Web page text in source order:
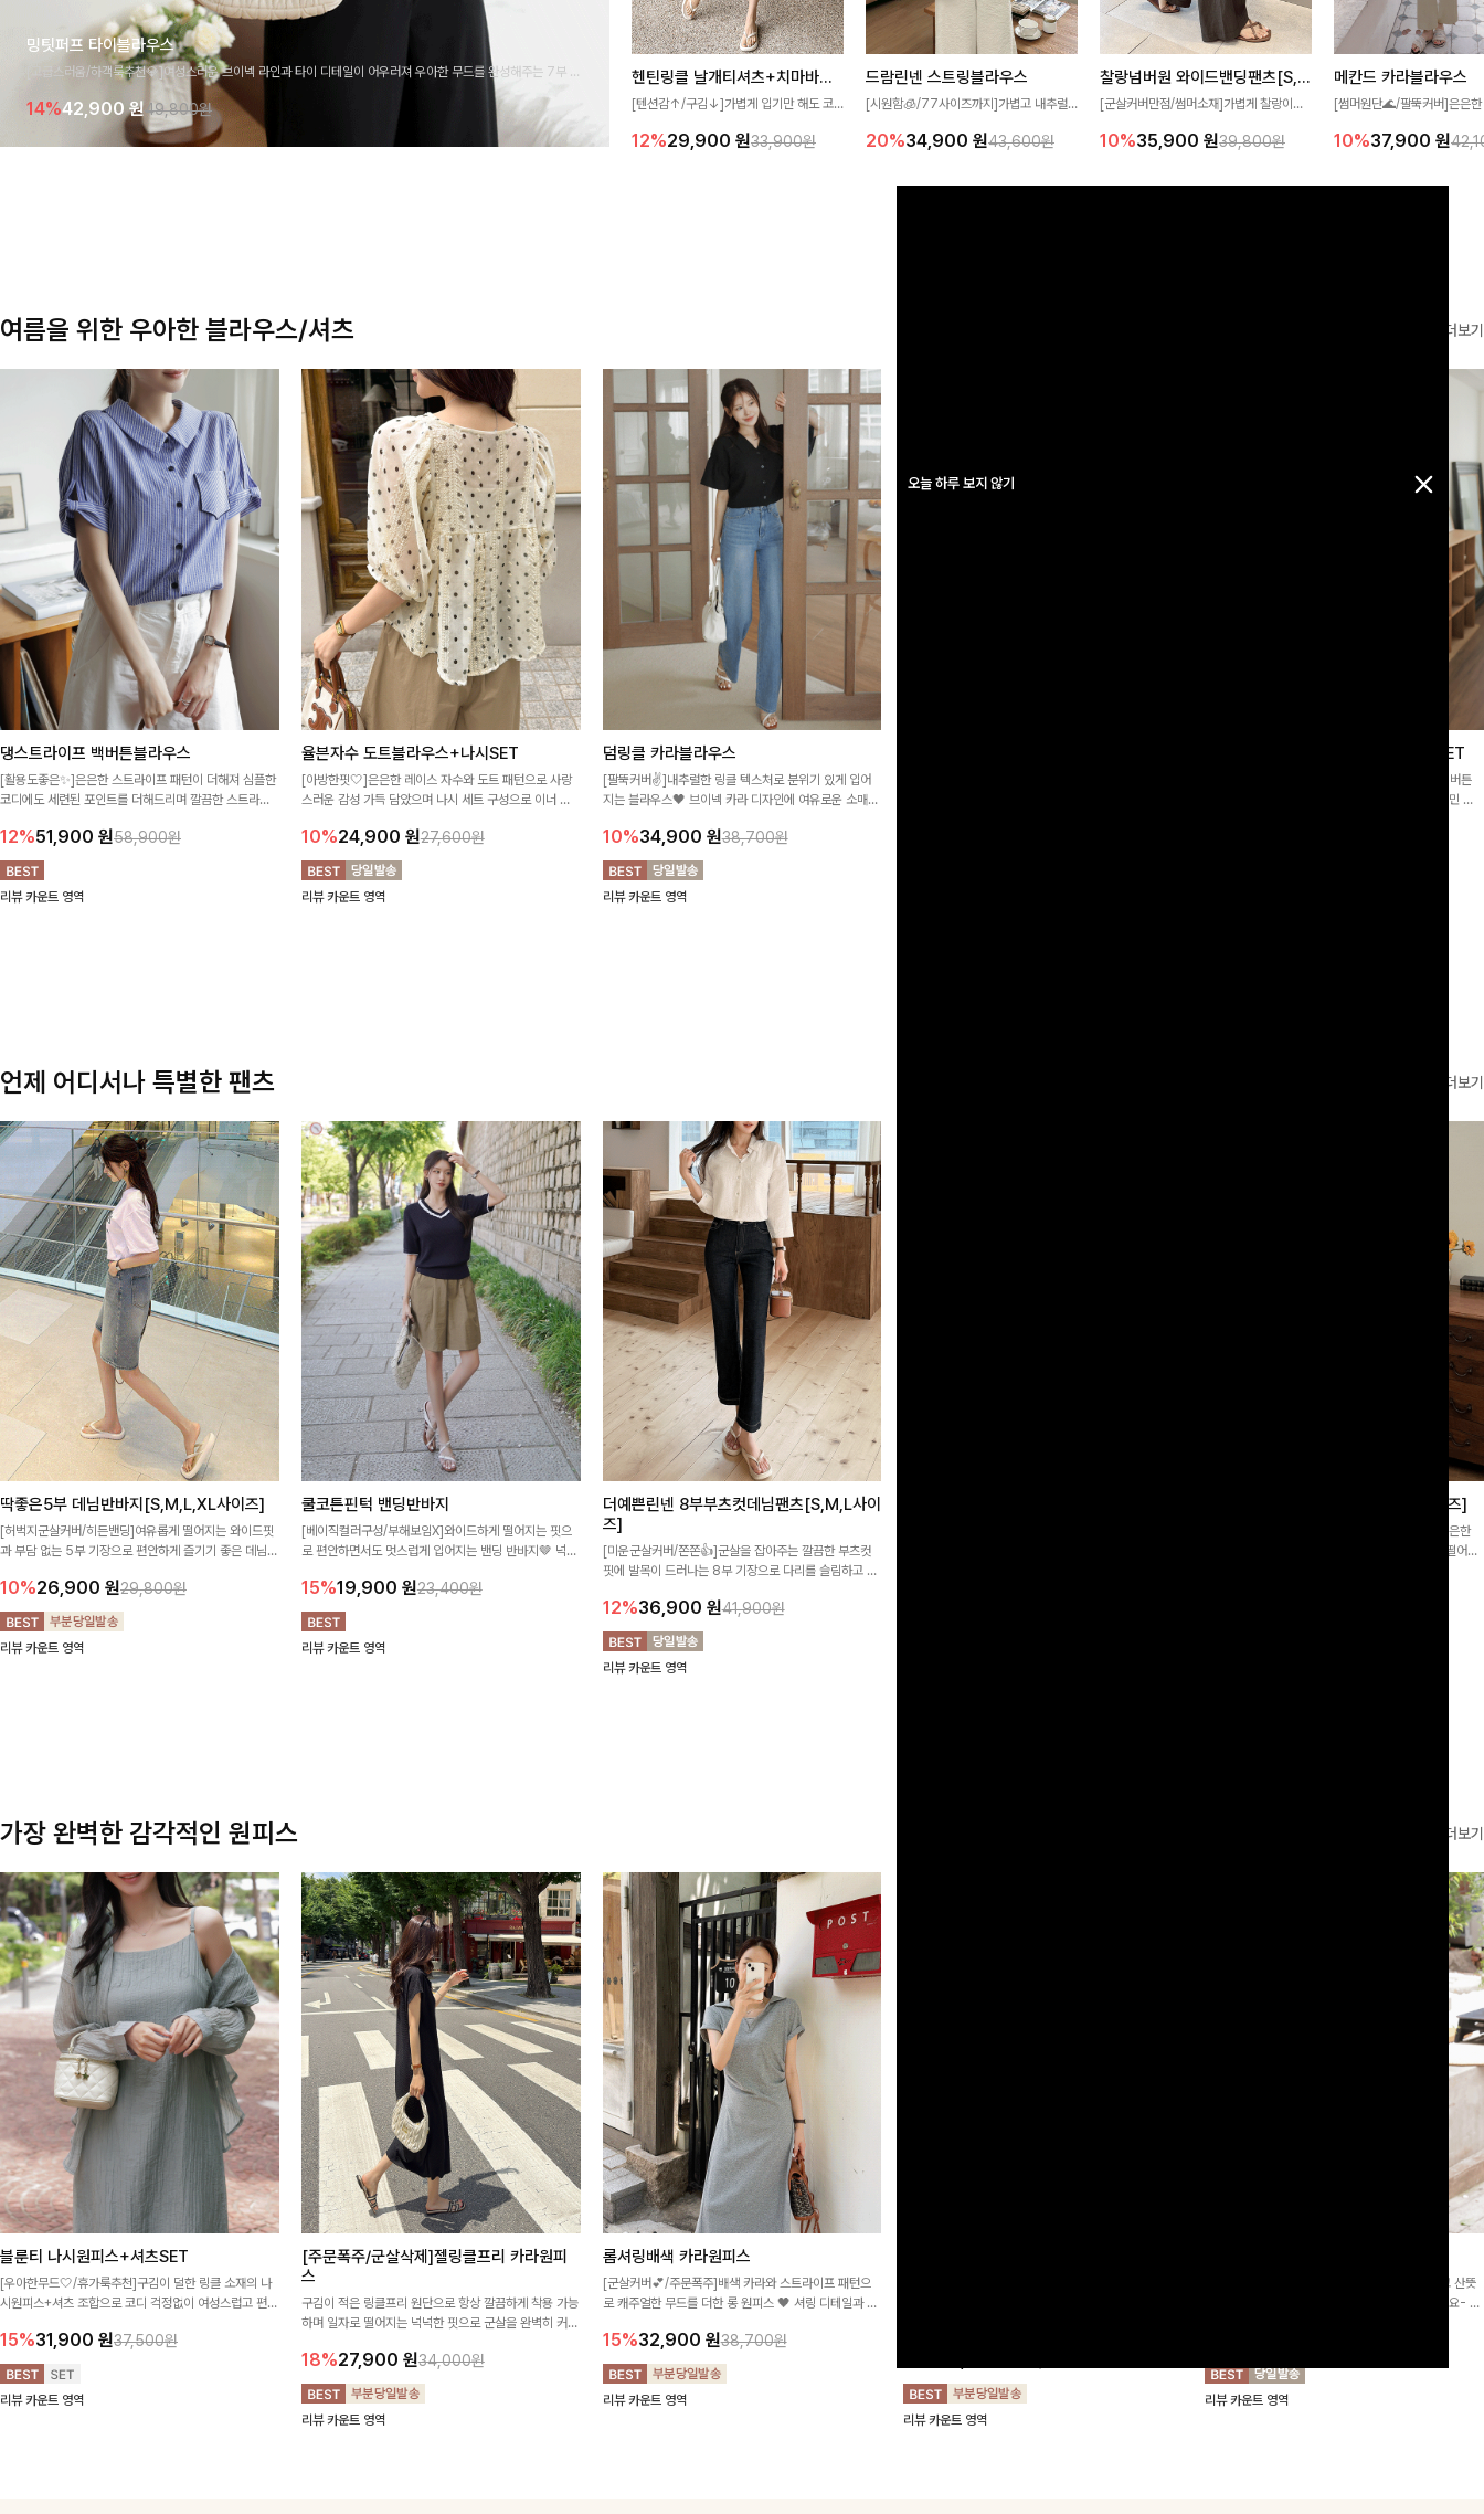
오늘 하루 보지 않기
밍팃퍼프 타이블라우스
[고급스러움/하객룩추천💎]여성스러운 브이넥 라인과 타이 디테일이 어우러져 우아한 무드를 완성해주는 7부 블
라우스 🤍 여유로운 7부 소매로 편안하게 착용되며 데일리룩부터 출근룩, 하객룩까지 세련된 스타일링을 연출하
기 좋은 아이템이에요
14%42,900원 49,800원
헨틴링클 날개티셔츠+치마바지SET
[텐션감↑/구김↓]가볍게 입기만 해도 코
게 퍼지는 프릴 날개 소매가 우아한 포인트
12%29,900 원33,900원
드람린넨 스트링블라우스
[시원함🧊/77사이즈까지]가볍고 내추럴
없는 슬릿 카라 디자인이 얼굴선을 더욱 시
20%34,900 원43,600원
찰랑넘버원 와이드밴딩팬츠[S,M,L사이즈]
[군살커버만점/썸머소재]가볍게 찰랑이는
편안하게 착용하실 수 있는 팬츠입니다 🖤
감 있는 착용감을 더해드려요!
10%35,900 원39,800원
메칸드 카라블라우스
[썸머원단🌊/팔뚝커버]은은
세련된 무드를 연출해주는 블
은 베이직한 디자인!
10%37,900 원
여름을 위한 우아한 블라우스/셔츠 더보기
댕스트라이프 백버튼블라우스
[활용도좋은✨]은은한 스트라이프 패턴이 더해져 심플한
코디에도 세련된 포인트를 더해드리며 깔끔한 스트라이
12%51,900 원58,900원
리뷰 카운트 영역
율븐자수 도트블라우스+나시SET
[아방한핏🤍]은은한 레이스 자수와 도트 패턴으로 사랑
스러운 감성 가득 담았으며 나시 세트 구성으로 이너 걱
10%24,900 원27,600원
리뷰 카운트 영역
덤링클 카라블라우스
[팔뚝커버✌]내추럴한 링클 텍스처로 분위기 있게 입어
지는 블라우스🖤 브이넥 카라 디자인에 여유로운 소매핏
10%34,900 원38,700원
리뷰 카운트 영역
제딧레이어드 블라우스+플레어팬츠SET
[완성도높은💗]레이어드한 듯 자연스러운 나시와 버튼
원피스가 함께 구성된 세트 아이템입니다. 코디 고민 없
언제 어디서나 특별한 팬츠 더보기
딱좋은5부 데님반바지[S,M,L,XL사이즈]
[허벅지군살커버/히든밴딩]여유롭게 떨어지는 와이드핏
과 부담 없는 5부 기장으로 편안하게 즐기기 좋은 데님
디한 무드로 연출
10%26,900 원29,800원
리뷰 카운트 영역
쿨코튼핀턱 밴딩반바지
[베이직컬러구성/부해보임X]와이드하게 떨어지는 핏으
로 편안하면서도 멋스럽게 입어지는 밴딩 반바지🤎 넉넉
높게 즐겨지는 아이템!
15%19,900 원23,400원
리뷰 카운트 영역
더예쁜린넨 8부부츠컷데님팬츠[S,M,L사이
즈]
[미운군살커버/쫀쫀👍]군살을 잡아주는 깔끔한 부츠컷
핏에 발목이 드러나는 8부 기장으로 다리를 슬림하고 길
요~!
12%36,900 원41,900원
리뷰 카운트 영역
쿨링버튼 8부와이드팬츠[FREE,L사이즈]
[바스락소재💙/8부기장]사이드 버튼 디테일이 은은한
포인트가 되어주는 와이드 팬츠입니다. 여유롭게 떨어지
가장 완벽한 감각적인 원피스 더보기
블룬티 나시원피스+셔츠SET
[우아한무드🤍/휴가룩추천]구김이 덜한 링클 소재의 나
시원피스+셔츠 조합으로 코디 걱정없이 여성스럽고 편안
15%31,900 원37,500원
리뷰 카운트 영역
[주문폭주/군살삭제]젤링클프리 카라원피
스
구김이 적은 링클프리 원단으로 항상 깔끔하게 착용 가능
하며 일자로 떨어지는 넉넉한 핏으로 군살을 완벽히 커버
18%27,900 원34,000원
리뷰 카운트 영역
롬셔링배색 카라원피스
[군살커버💕/주문폭주]배색 카라와 스트라이프 패턴으
로 캐주얼한 무드를 더한 롱 원피스 🖤 셔링 디테일과 쫀
15%32,900 원38,700원
리뷰 카운트 영역
리뷰 카운트 영역
[청순무드/체형커버]꾸안꾸 무드의 정석🤍 가볍고 산뜻
한 착용감으로 여름 내내 손이 자주 가는 원피스예요- 은
리뷰 카운트 영역